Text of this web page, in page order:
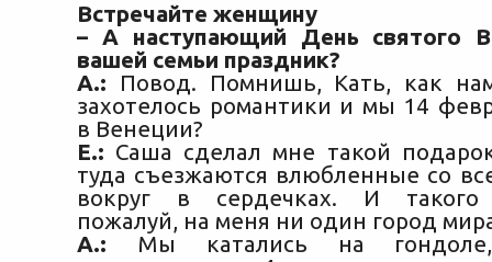
Встречайте женщину
– А наступающий День святого
вашей семьи праздник?
А.: Повод. Помнишь, Кать, как
захотелось романтики и мы 14
в Венеции?
Е.: Саша сделал мне такой
туда съезжаются влюбленные со
вокруг в сердечках. И такого
пожалуй, на меня ни один город
А.: Мы катались на